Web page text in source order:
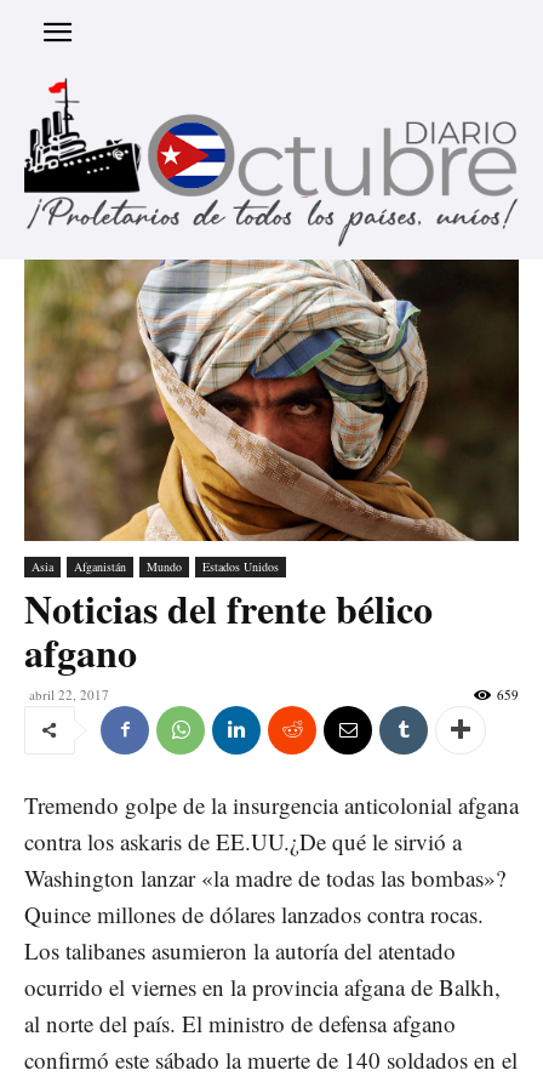
Asia Afganistán Mundo Estados Unidos
Noticias del frente bélico
afgano
abril 22, 2017 659
Tremendo golpe de la insurgencia anticolonial afgana
contra los askaris de EE.UU.¿De qué le sirvió a
Washington lanzar «la madre de todas las bombas»?
Quince millones de dólares lanzados contra rocas.
Los talibanes asumieron la autoría del atentado
ocurrido el viernes en la provincia afgana de Balkh,
al norte del país. El ministro de defensa afgano
confirmó este sábado la muerte de 140 soldados en el